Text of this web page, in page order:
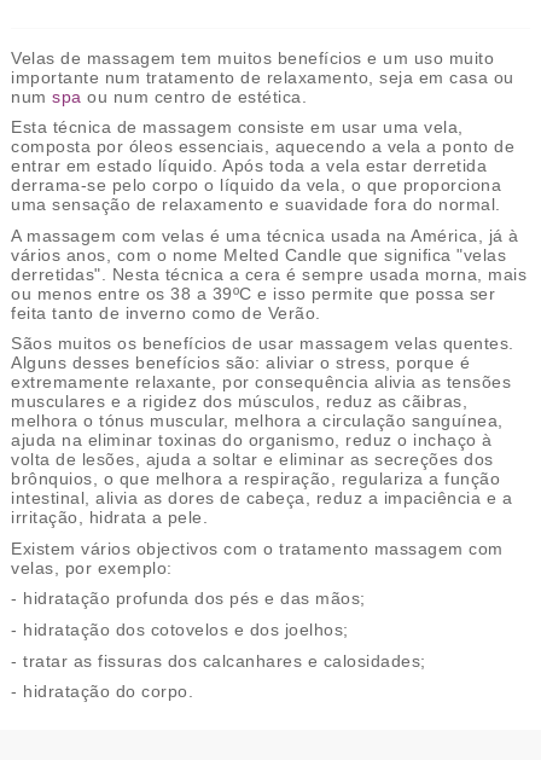
Velas de massagem tem muitos benefícios e um uso muito
importante num tratamento de relaxamento, seja em casa ou
num spa ou num centro de estética.
Esta técnica de massagem consiste em usar uma vela,
composta por óleos essenciais, aquecendo a vela a ponto de
entrar em estado líquido. Após toda a vela estar derretida
derrama-se pelo corpo o líquido da vela, o que proporciona
uma sensação de relaxamento e suavidade fora do normal.
A massagem com velas é uma técnica usada na América, já à
vários anos, com o nome Melted Candle que significa "velas
derretidas". Nesta técnica a cera é sempre usada morna, mais
ou menos entre os 38 a 39ºC e isso permite que possa ser
feita tanto de inverno como de Verão.
Sãos muitos os benefícios de usar massagem velas quentes.
Alguns desses benefícios são: aliviar o stress, porque é
extremamente relaxante, por consequência alivia as tensões
musculares e a rigidez dos músculos, reduz as cãibras,
melhora o tónus muscular, melhora a circulação sanguínea,
ajuda na eliminar toxinas do organismo, reduz o inchaço à
volta de lesões, ajuda a soltar e eliminar as secreções dos
brônquios, o que melhora a respiração, regulariza a função
intestinal, alivia as dores de cabeça, reduz a impaciência e a
irritação, hidrata a pele.
Existem vários objectivos com o tratamento massagem com
velas, por exemplo:
- hidratação profunda dos pés e das mãos;
- hidratação dos cotovelos e dos joelhos;
- tratar as fissuras dos calcanhares e calosidades;
- hidratação do corpo.